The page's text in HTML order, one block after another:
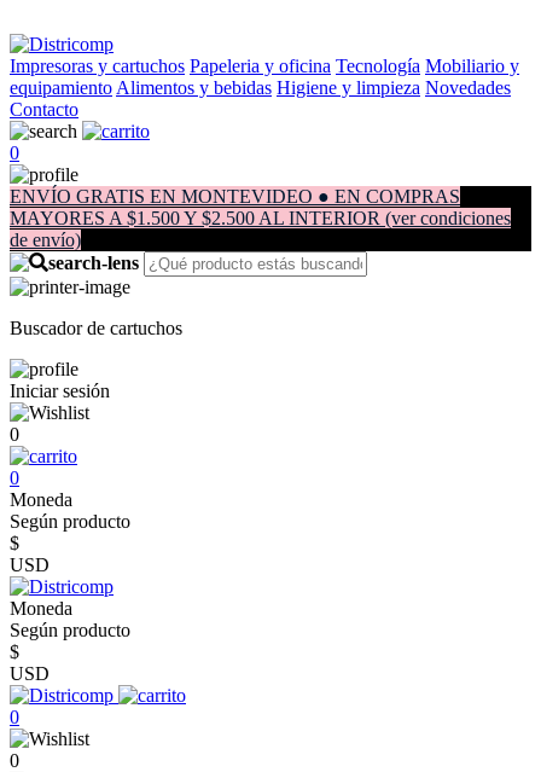
Impresoras y cartuchos Papeleria y oficina Tecnología Mobiliario y
equipamiento Alimentos y bebidas Higiene y limpieza Novedades
Contacto
0
ENVÍO GRATIS EN MONTEVIDEO ● EN COMPRAS
MAYORES A $1.500 Y $2.500 AL INTERIOR (ver condiciones
de envío)
Buscador de cartuchos
Iniciar sesión
0
0
Moneda
Según producto
$
USD
Moneda
Según producto
$
USD
0
0